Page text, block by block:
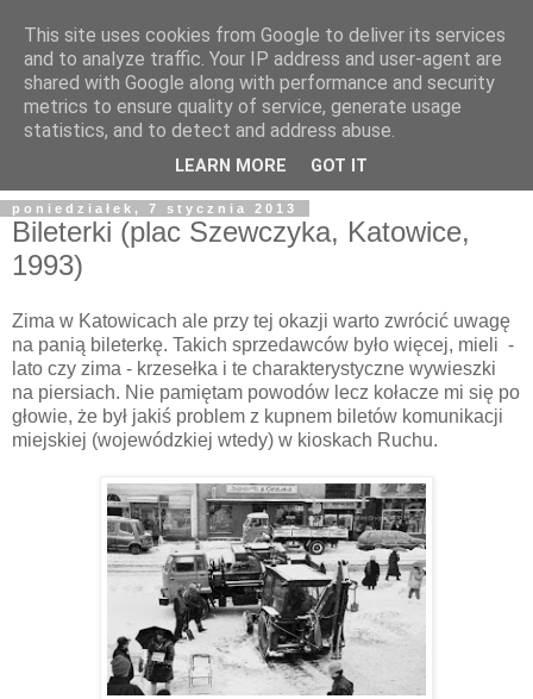
poniedziałek, 7 stycznia 2013
Bileterki (plac Szewczyka, Katowice,
1993)
Zima w Katowicach ale przy tej okazji warto zwrócić uwagę
na panią bileterkę. Takich sprzedawców było więcej, mieli -
lato czy zima - krzesełka i te charakterystyczne wywieszki
na piersiach. Nie pamiętam powodów lecz kołacze mi się po
głowie, że był jakiś problem z kupnem biletów komunikacji
miejskiej (wojewódzkiej wtedy) w kioskach Ruchu.
This site uses cookies from Google to deliver its services
and to analyze traffic. Your IP address and user-agent are
shared with Google along with performance and security
metrics to ensure quality of service, generate usage
statistics, and to detect and address abuse.
LEARN MORE GOT IT